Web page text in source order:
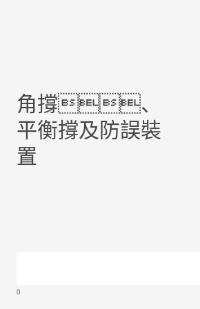
角撐、
平衡撐及防誤裝
置
0